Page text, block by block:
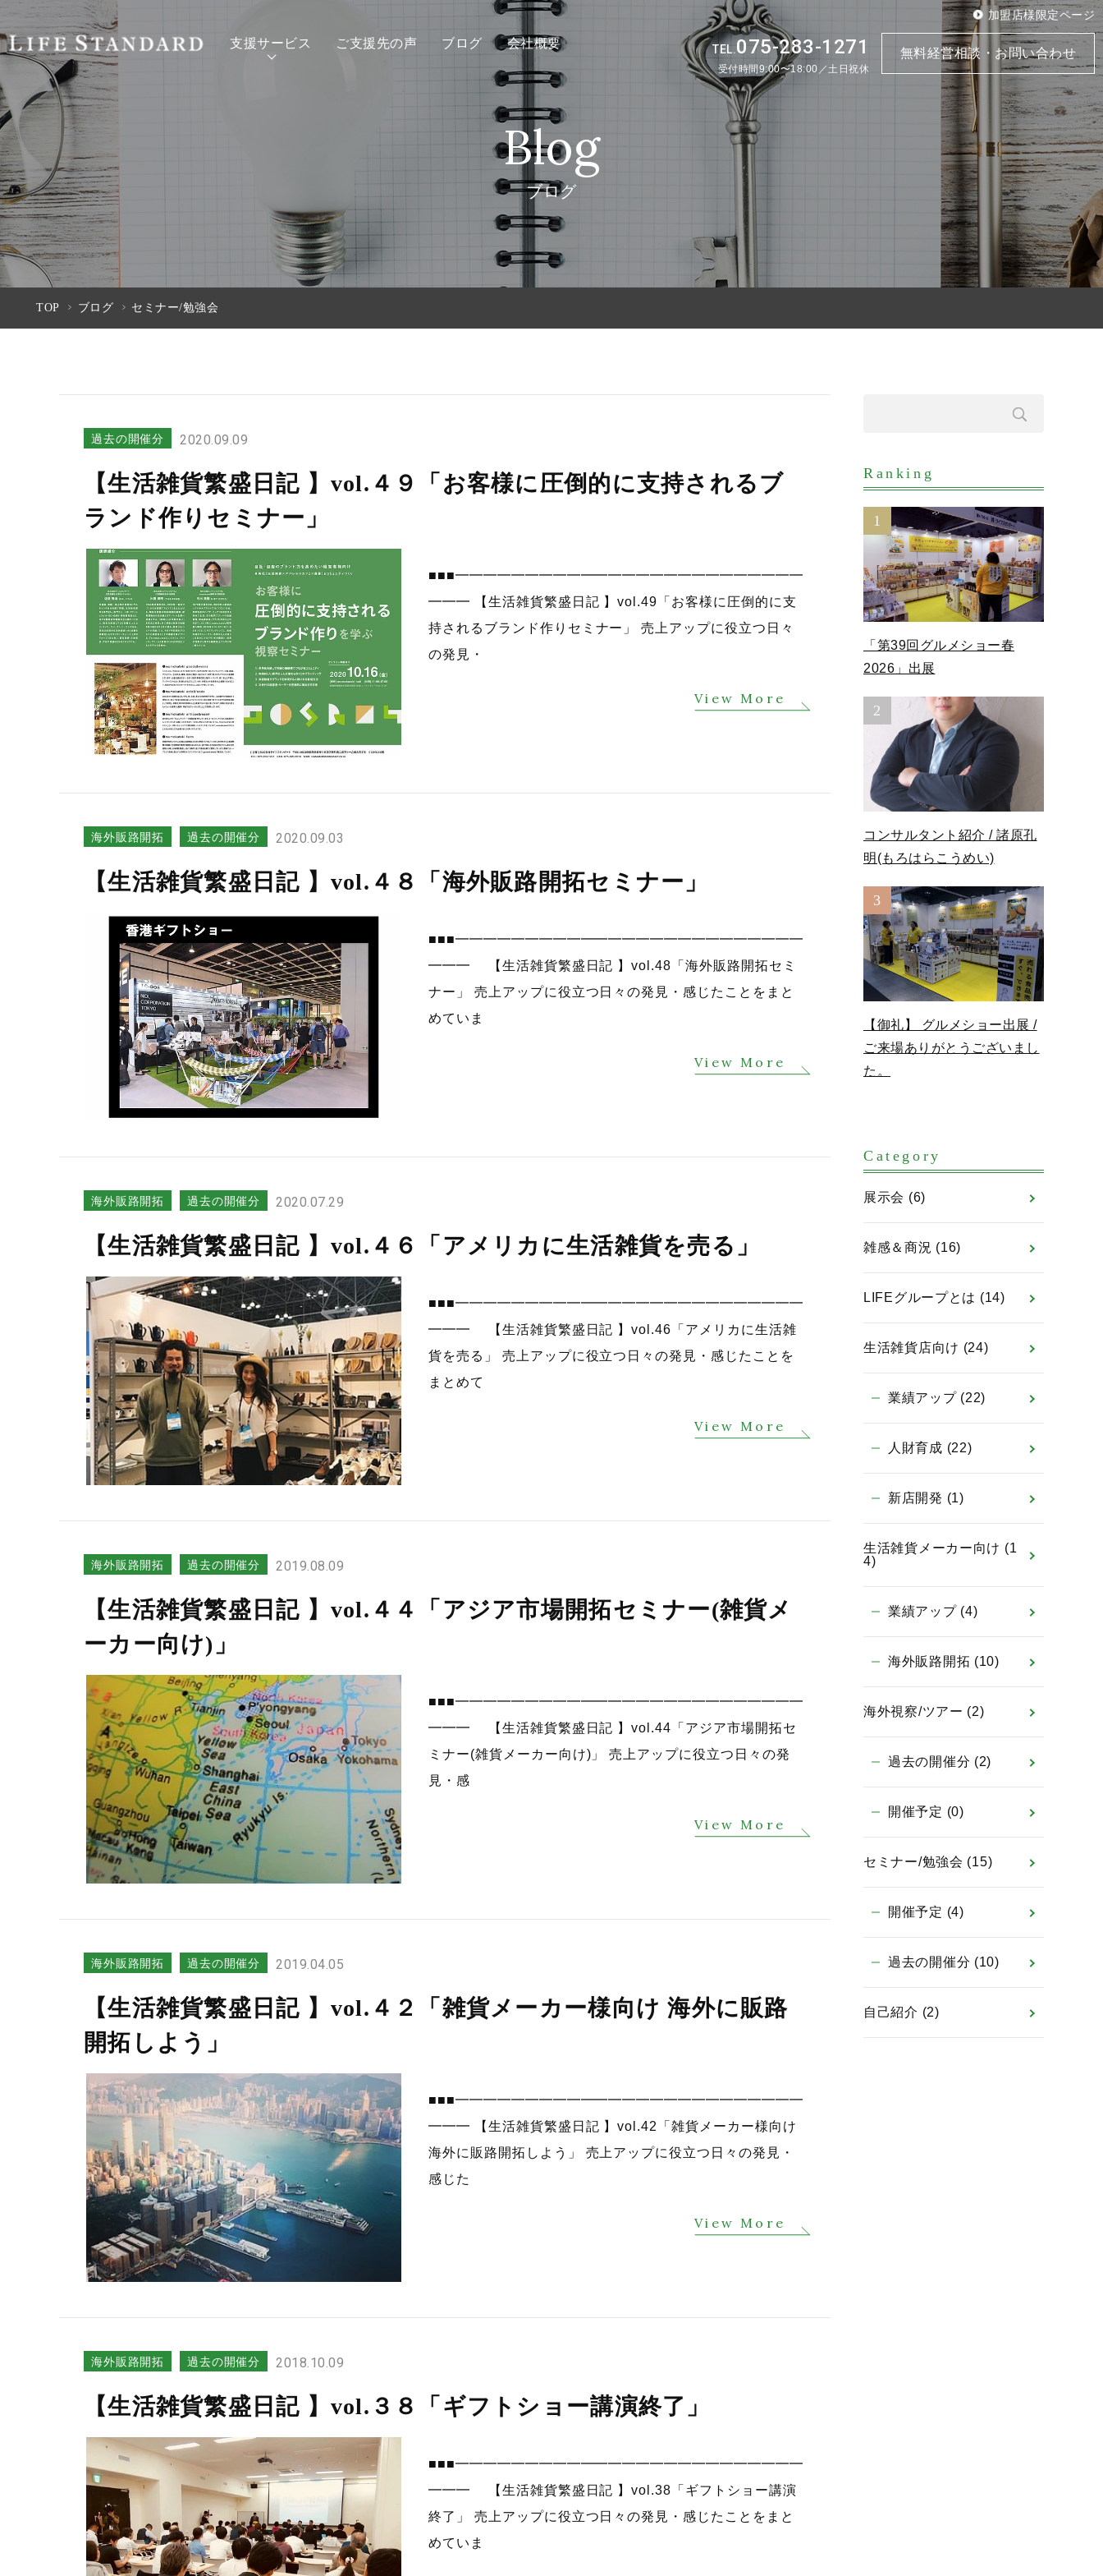
加盟店様限定ページ
支援サービス ご支援先の声 ブログ 会社概要 TEL.075-283-1271
受付時間9:00〜18:00／土日祝休
無料経営相談・お問い合わせ
Blog
ブログ
TOP ブログ セミナー/勉強会
過去の開催分 2020.09.09
【生活雑貨繁盛日記 】vol.４９「お客様に圧倒的に支持されるブ
ランド作りセミナー」
■■■━━━━━━━━━━━━━━━━━━━━━━━━━
━━━ 【生活雑貨繁盛日記 】vol.49「お客様に圧倒的に支
持されるブランド作りセミナー」 売上アップに役立つ日々
の発見・
View More
海外販路開拓 過去の開催分 2020.09.03
【生活雑貨繁盛日記 】vol.４８「海外販路開拓セミナー」
■■■━━━━━━━━━━━━━━━━━━━━━━━━━
━━━ 【生活雑貨繁盛日記 】vol.48「海外販路開拓セミ
ナー」 売上アップに役立つ日々の発見・感じたことをまと
めていま
View More
海外販路開拓 過去の開催分 2020.07.29
【生活雑貨繁盛日記 】vol.４６「アメリカに生活雑貨を売る」
■■■━━━━━━━━━━━━━━━━━━━━━━━━━
━━━ 【生活雑貨繁盛日記 】vol.46「アメリカに生活雑
貨を売る」 売上アップに役立つ日々の発見・感じたことを
まとめて
View More
海外販路開拓 過去の開催分 2019.08.09
【生活雑貨繁盛日記 】vol.４４「アジア市場開拓セミナー(雑貨メ
ーカー向け)」
■■■━━━━━━━━━━━━━━━━━━━━━━━━━
━━━ 【生活雑貨繁盛日記 】vol.44「アジア市場開拓セ
ミナー(雑貨メーカー向け)」 売上アップに役立つ日々の発
見・感
View More
海外販路開拓 過去の開催分 2019.04.05
【生活雑貨繁盛日記 】vol.４２「雑貨メーカー様向け 海外に販路
開拓しよう」
■■■━━━━━━━━━━━━━━━━━━━━━━━━━
━━━ 【生活雑貨繁盛日記 】vol.42「雑貨メーカー様向け
海外に販路開拓しよう」 売上アップに役立つ日々の発見・
感じた
View More
海外販路開拓 過去の開催分 2018.10.09
【生活雑貨繁盛日記 】vol.３８「ギフトショー講演終了」
■■■━━━━━━━━━━━━━━━━━━━━━━━━━
━━━ 【生活雑貨繁盛日記 】vol.38「ギフトショー講演
終了」 売上アップに役立つ日々の発見・感じたことをまと
めていま
Ranking
1
「第39回グルメショー春
2026」出展
2
コンサルタント紹介 / 諸原孔
明(もろはらこうめい)
3
【御礼】 グルメショー出展 /
ご来場ありがとうございまし
た。
Category
展示会 (6)
雑感＆商況 (16)
LIFEグループとは (14)
生活雑貨店向け (24)
業績アップ (22)
人財育成 (22)
新店開発 (1)
生活雑貨メーカー向け (1
4)
業績アップ (4)
海外販路開拓 (10)
海外視察/ツアー (2)
過去の開催分 (2)
開催予定 (0)
セミナー/勉強会 (15)
開催予定 (4)
過去の開催分 (10)
自己紹介 (2)